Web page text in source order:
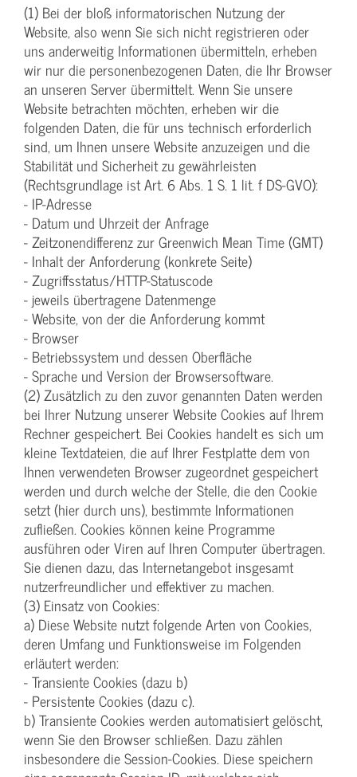
(1) Bei der bloß informatorischen Nutzung der
Website, also wenn Sie sich nicht registrieren oder
uns anderweitig Informationen übermitteln, erheben
wir nur die personenbezogenen Daten, die Ihr Browser
an unseren Server übermittelt. Wenn Sie unsere
Website betrachten möchten, erheben wir die
folgenden Daten, die für uns technisch erforderlich
sind, um Ihnen unsere Website anzuzeigen und die
Stabilität und Sicherheit zu gewährleisten
(Rechtsgrundlage ist Art. 6 Abs. 1 S. 1 lit. f DS-GVO):
- IP-Adresse
- Datum und Uhrzeit der Anfrage
- Zeitzonendifferenz zur Greenwich Mean Time (GMT)
- Inhalt der Anforderung (konkrete Seite)
- Zugriffsstatus/HTTP-Statuscode
- jeweils übertragene Datenmenge
- Website, von der die Anforderung kommt
- Browser
- Betriebssystem und dessen Oberfläche
- Sprache und Version der Browsersoftware.
(2) Zusätzlich zu den zuvor genannten Daten werden
bei Ihrer Nutzung unserer Website Cookies auf Ihrem
Rechner gespeichert. Bei Cookies handelt es sich um
kleine Textdateien, die auf Ihrer Festplatte dem von
Ihnen verwendeten Browser zugeordnet gespeichert
werden und durch welche der Stelle, die den Cookie
setzt (hier durch uns), bestimmte Informationen
zufließen. Cookies können keine Programme
ausführen oder Viren auf Ihren Computer übertragen.
Sie dienen dazu, das Internetangebot insgesamt
nutzerfreundlicher und effektiver zu machen.
(3) Einsatz von Cookies:
a) Diese Website nutzt folgende Arten von Cookies,
deren Umfang und Funktionsweise im Folgenden
erläutert werden:
- Transiente Cookies (dazu b)
- Persistente Cookies (dazu c).
b) Transiente Cookies werden automatisiert gelöscht,
wenn Sie den Browser schließen. Dazu zählen
insbesondere die Session-Cookies. Diese speichern